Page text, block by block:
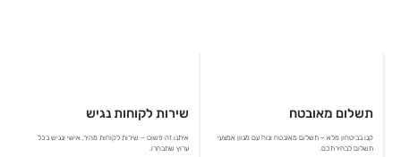
שירות לקוחות נגיש
איתנו זה פשוט – שירות לקוחות מהיר, אישי ונגיש בכל
ערוץ שתבחרו.
תשלום מאובטח
קנו בביטחון מלא – תשלום מאובטח ונוח עם מגוון אמצעי
תשלום לבחירתכם.